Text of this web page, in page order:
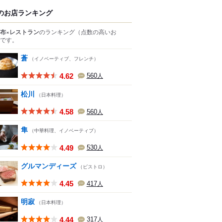
お店ランキング
×レストランのランキング （点数の高いお
です。
蒼 （イノベーティブ、フレンチ）
4.62 560人
松川 （日本料理）
4.58 560人
隼 （中華料理、イノベーティブ）
4.49 530人
グルマンディーズ （ビストロ）
4.45 417人
明寂 （日本料理）
4.44 317人